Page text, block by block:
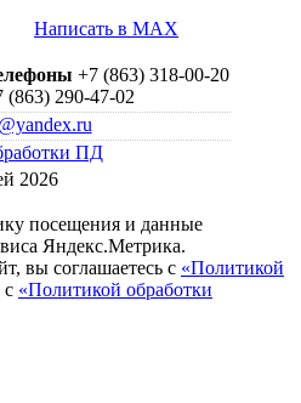
Написать в MAX
+7 (863) 318-00-20
(863) 290-47-02
ПД
2026
посещения и данные
Яндекс.Метрика.
вы соглашаетесь с «Политикой
с «Политикой обработки